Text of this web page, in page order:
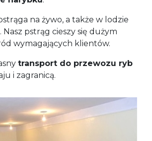
na żywo, a także w lodzie
Nasz pstrąg cieszy się dużym
wymagających klientów.
transport do przewozu ryb
i zagranicą.